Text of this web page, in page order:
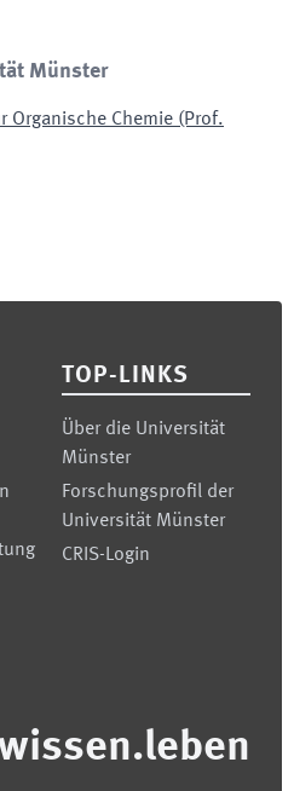
Münster
Organische Chemie (Prof.
TOP-LINKS
Über die Universität
Münster
Forschungsprofil der
Universität Münster
CRIS-Login